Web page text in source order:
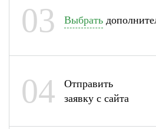
03 Выбрать
04
Отправить
заявку с сайта